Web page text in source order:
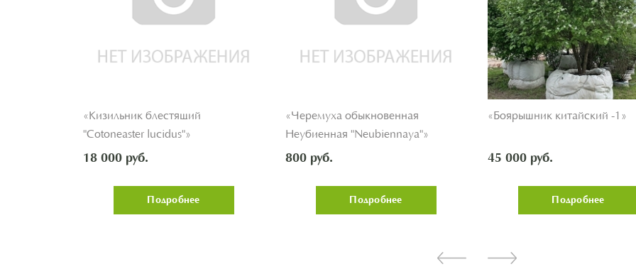
«Кизильник блестящий
"Cotoneaster lucidus"»
18 000 руб.
Подробнее
«Черемуха обыкновенная
Неубиенная "Neubiennaya"»
800 руб.
Подробнее
«Боярышник китайский -1»
45 000 руб.
Подробнее